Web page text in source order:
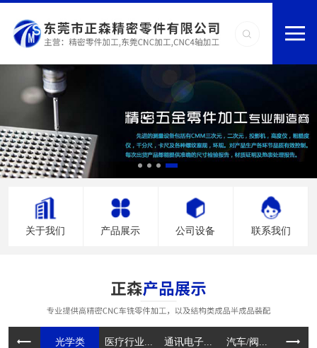
关于我们 产品展示 公司设备 联系我们
光学类 医疗行业... 通讯电子... 汽车/阀... 电动工